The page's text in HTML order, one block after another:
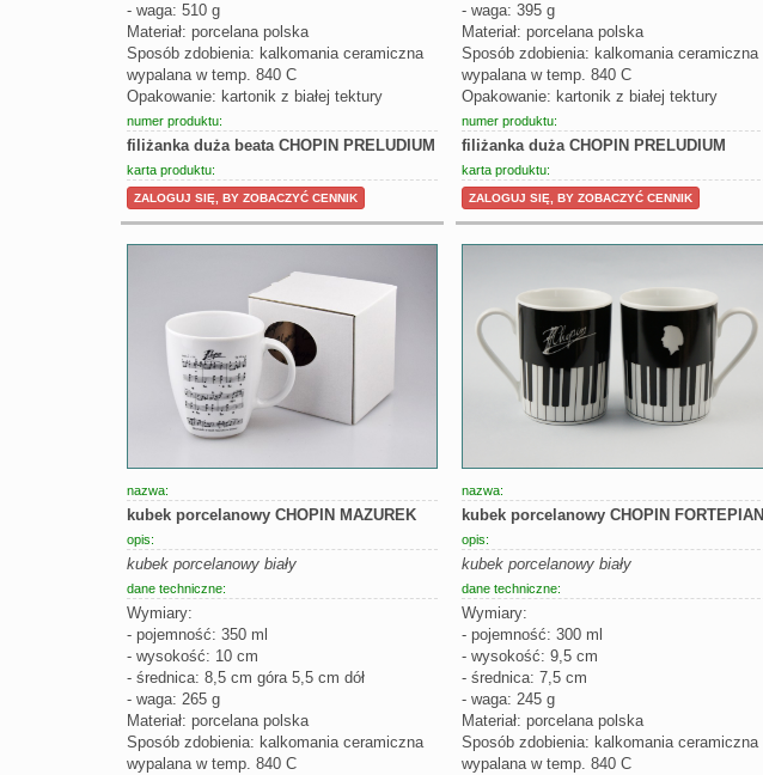
- waga: 510 g
Materiał: porcelana polska
Sposób zdobienia: kalkomania ceramiczna
wypalana w temp. 840 C
Opakowanie: kartonik z białej tektury
numer produktu:
filiżanka duża beata CHOPIN PRELUDIUM
karta produktu:
ZALOGUJ SIĘ, BY ZOBACZYĆ CENNIK
- waga: 395 g
Materiał: porcelana polska
Sposób zdobienia: kalkomania ceramiczna
wypalana w temp. 840 C
Opakowanie: kartonik z białej tektury
numer produktu:
filiżanka duża CHOPIN PRELUDIUM
karta produktu:
ZALOGUJ SIĘ, BY ZOBACZYĆ CENNIK
nazwa:
kubek porcelanowy CHOPIN MAZUREK
opis:
kubek porcelanowy biały
dane techniczne:
Wymiary:
- pojemność: 350 ml
- wysokość: 10 cm
- średnica: 8,5 cm góra 5,5 cm dół
- waga: 265 g
Materiał: porcelana polska
Sposób zdobienia: kalkomania ceramiczna
wypalana w temp. 840 C
nazwa:
kubek porcelanowy CHOPIN FORTEPIAN
opis:
kubek porcelanowy biały
dane techniczne:
Wymiary:
- pojemność: 300 ml
- wysokość: 9,5 cm
- średnica: 7,5 cm
- waga: 245 g
Materiał: porcelana polska
Sposób zdobienia: kalkomania ceramiczna
wypalana w temp. 840 C